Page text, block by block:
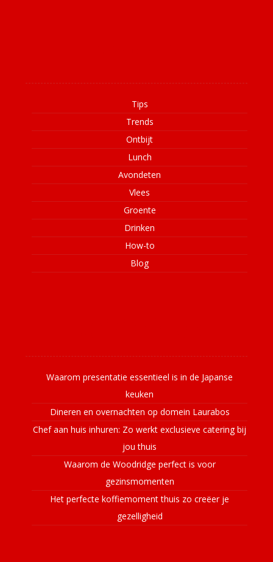
Tips
Trends
Ontbijt
Lunch
Avondeten
Vlees
Groente
Drinken
How-to
Blog
Waarom presentatie essentieel is in de Japanse
keuken
Dineren en overnachten op domein Laurabos
Chef aan huis inhuren: Zo werkt exclusieve catering bij
jou thuis
Waarom de Woodridge perfect is voor
gezinsmomenten
Het perfecte koffiemoment thuis zo creëer je
gezelligheid